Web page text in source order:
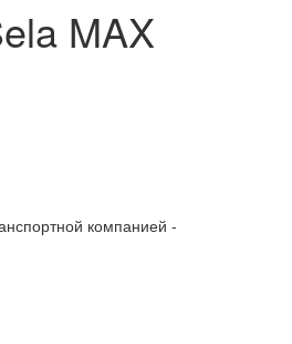
MAX
компанией -